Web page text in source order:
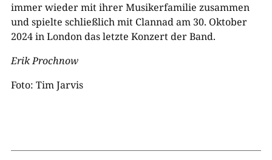
immer wieder mit ihrer Musikerfamilie zusammen
und spielte schließlich mit Clannad am 30. Oktober
2024 in London das letzte Konzert der Band.
Erik Prochnow
Foto: Tim Jarvis